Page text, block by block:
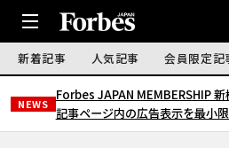
新着記事 人気記事 会員限定記
NEWS
Forbes JAPAN MEMBERSHIP 新
記事ページ内の広告表示を最小